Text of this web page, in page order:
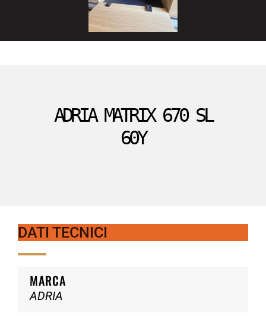
ADRIA MATRIX 670 SL
60Y
DATI TECNICI
MARCA
ADRIA